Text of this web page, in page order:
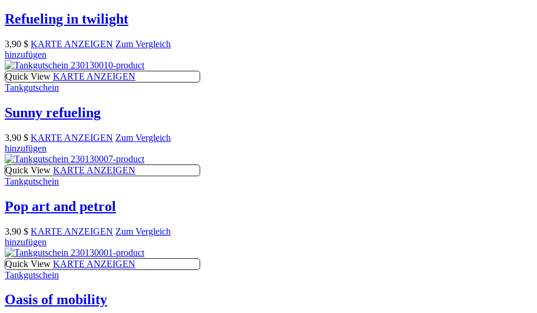
Refueling in twilight
3,90 $ KARTE ANZEIGEN Zum Vergleich
hinzufügen
Quick View KARTE ANZEIGEN
Tankgutschein
Sunny refueling
3,90 $ KARTE ANZEIGEN Zum Vergleich
hinzufügen
Quick View KARTE ANZEIGEN
Tankgutschein
Pop art and petrol
3,90 $ KARTE ANZEIGEN Zum Vergleich
hinzufügen
Quick View KARTE ANZEIGEN
Tankgutschein
Oasis of mobility